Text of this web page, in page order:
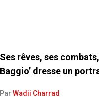
Ses rêves, ses
Baggio’ dresse un
Par Wadii Charrad